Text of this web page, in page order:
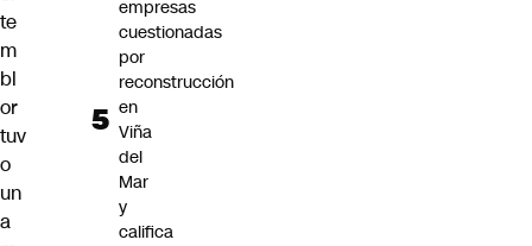
te
m
bl
or
tuv
o
un
a
empresas
cuestionadas
por
reconstrucción
en
Viña
del
Mar
y
califica